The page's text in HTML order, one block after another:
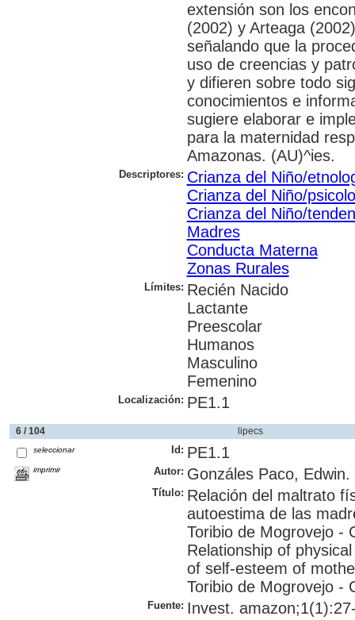
extensión son los
(2002) y Arteaga
señalando que la
uso de creencias y
y difieren sobre todo
conocimientos e
sugiere elaborar e
para la maternidad
Amazonas. (AU)^ies.
Descriptores: Crianza del Niño/
Crianza del Niño/
Crianza del Niño/
Madres
Conducta Materna
Zonas Rurales
Límites: Recién Nacido
Lactante
Preescolar
Humanos
Masculino
Femenino
Localización: PE1.1
6 / 104 lipecs
seleccionar
imprimir
Id: PE1.1
Autor: Gonzáles Paco, Edwin.
Título: Relación del maltrato
autoestima de las
Toribio de Mogrovejo -
Relationship of
of self-esteem of
Toribio de Mogrovejo -
Fuente: Invest.